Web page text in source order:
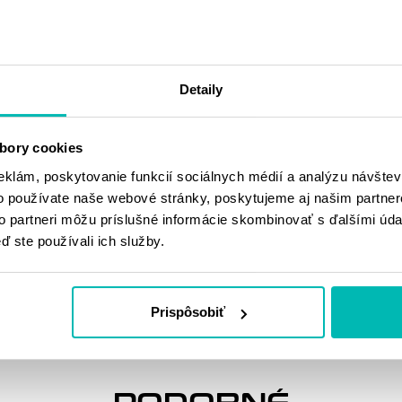
Detaily
cookies
poskytovanie funkcií sociálnych médií a analýzu
používate naše webové stránky, poskytujeme aj našim
partneri môžu príslušné informácie skombinovať s ďalšími
ste používali ich služby.
Prispôsobiť
S.042.LX2 NEREZ
MOHLO BY SA
VÁM PÁČIŤ